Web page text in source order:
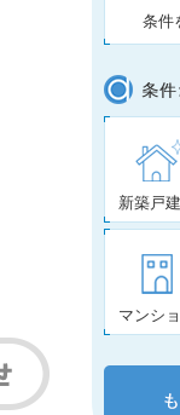
条件
新築戸
マンシ